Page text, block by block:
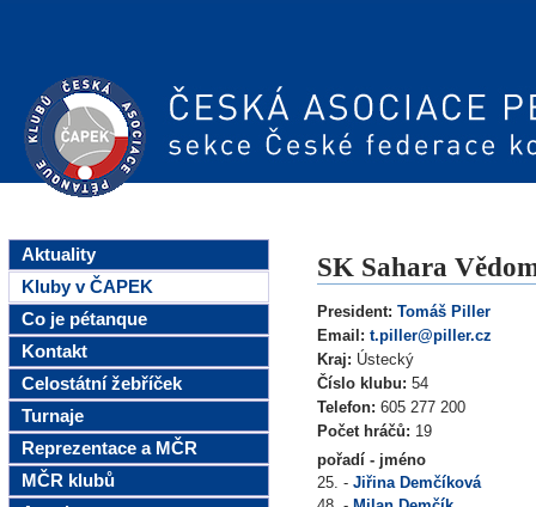
Aktuality
Kluby v ČAPEK
Co je pétanque
Kontakt
Celostátní žebříček
Turnaje
Reprezentace a MČR
MČR klubů
SK Sahara
President: Tomáš Piller
Email: t.piller@piller.cz
Kraj: Ústecký
Číslo klubu: 54
Telefon: 605 277 200
Počet hráčů: 19
pořadí - jméno
25. - Jiřina Demčíková